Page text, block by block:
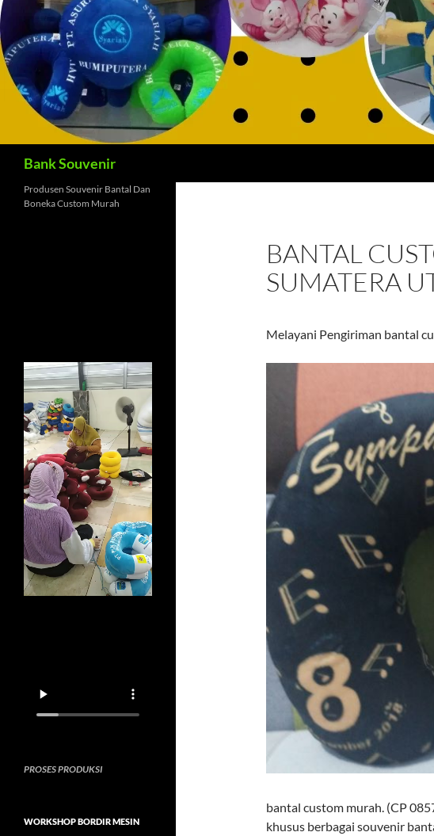
Bank Souvenir
BANTAL
SUMATERA
Melayani Pengiriman bantal
bantal custom murah. (CP
khusus berbagai souvenir
Produsen Souvenir Bantal Dan
Boneka Custom Murah
PROSES PRODUKSI
WORKSHOP BORDIR MESIN